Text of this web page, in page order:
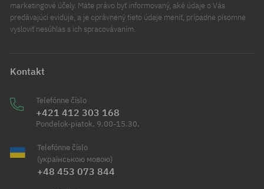
marketingové účely. Máte právo byť informovaný, aké údaje o Vás
predávajúci eviduje, a je oprávnený tieto údaje meniť, prípadne písomne
vysloviť nesúhlas s ich spracovávaním.
Kontakt
Telefónne číslo
+421 412 303 168
Pondelok-piatok, 9.00-15.30.
Telefónne číslo
(українською мовою)
+48 453 073 844